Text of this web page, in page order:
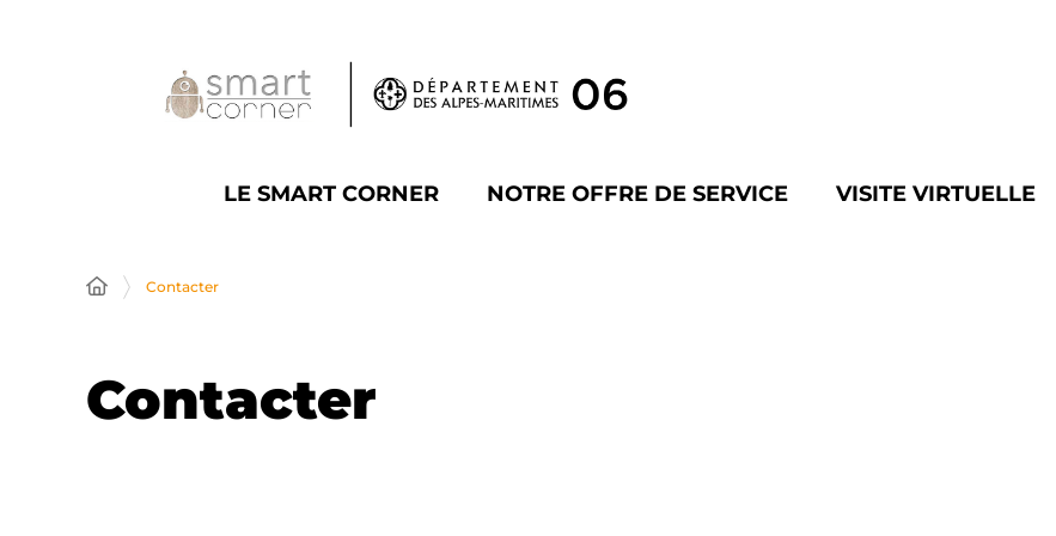
LE SMART CORNER NOTRE OFFRE DE SERVICE VISITE VIRTUELLE
Contacter
Contacter